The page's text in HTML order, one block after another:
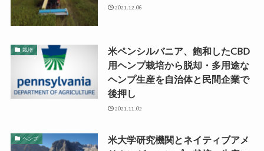
2021.12.06
栽培
米ペンシルバニア、飽和したCBD
用ヘンプ栽培から脱却・多用途な
ヘンプ生産を自治体と民間企業で
後押し
2021.11.02
ヘンプ
米大学研究機関とネイティブアメ